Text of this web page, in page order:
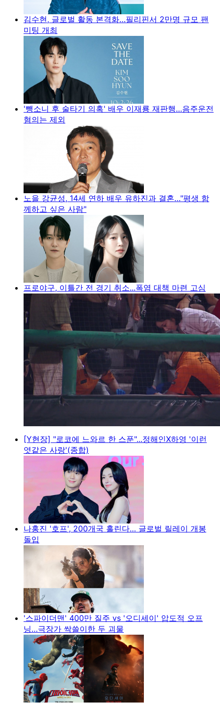
김수현, 글로벌 활동 본격화…필리핀서 2만명 규모 팬
미팅 개최
'뺑소니 후 술타기 의혹' 배우 이재룡 재판행…음주운전
혐의는 제외
노을 강균성, 14세 연하 배우 유하진과 결혼…"평생 함
께하고 싶은 사람"
프로야구, 이틀간 전 경기 취소...폭염 대책 마련 고심
[Y현장] "로코에 느와르 한 스푼"...정해인X하영 '이런
엿같은 사랑'(종합)
나홍진 '호프', 200개국 홀린다… 글로벌 릴레이 개봉
돌입
'스파이더맨' 400만 질주 vs '오디세이' 압도적 오프
닝…극장가 싹쓸이한 두 괴물